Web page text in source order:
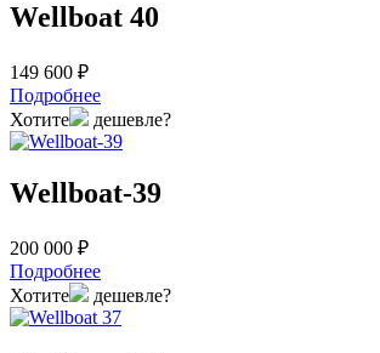
Wellboat 40
149 600 ₽
Подробнее
Хотите
дешевле?
Wellboat-39
200 000 ₽
Подробнее
Хотите
дешевле?